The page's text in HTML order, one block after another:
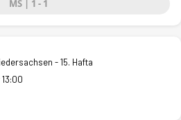
MS | 1 - 1
- 15. Hafta